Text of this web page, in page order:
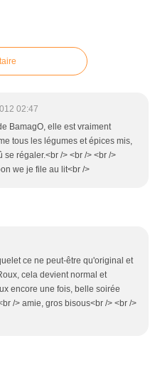
02:47
BamagO, elle est vraiment
tous les légumes et épices mis,
régaler.<br /> <br /> <br />
we je file au lit<br />
ce ne peut-être qu'original et
cela devient normal et
encore une fois, belle soirée
/> amie, gros bisous<br /> <br />